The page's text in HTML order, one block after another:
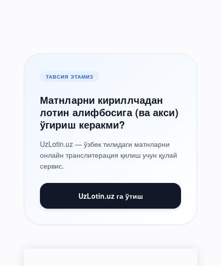
ТАВСИЯ ЭТАМИЗ
Матнларни кириллчадан
лотин алифбосига (ва акси)
ўгириш керакми?
UzLotin.uz — ўзбек тилидаги матнларни
онлайн транслитерация қилиш учун қулай
сервис.
UzLotin.uz га ўтиш